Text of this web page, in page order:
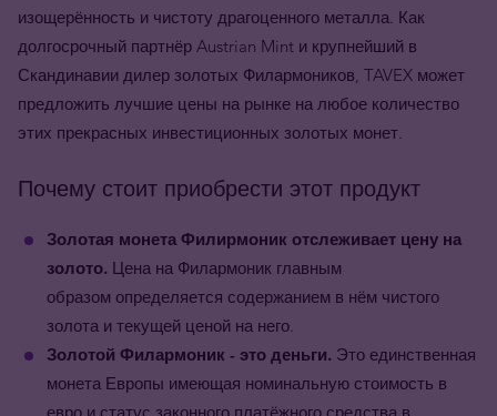
изощерённость и чистоту драгоценного металла. Как
долгосрочный партнёр Austrian Mint и крупнейший в
Скандинавии дилер золотых Филармоников, TAVEX может
предложить лучшие цены на рынке на любое количество
этих прекрасных инвестиционных золотых монет.
Почему стоит приобрести этот продукт
Золотая монета Филирмоник отслеживает цену на
золото. Цена на Филармоник главным
образом определяется содержанием в нём чистого
золота и текущей ценой на него.
Золотой Филармоник - это деньги. Это единственная
монета Европы имеющая номинальную стоимость в